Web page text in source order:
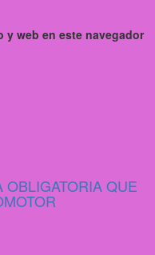
y web en este navegador
QUE